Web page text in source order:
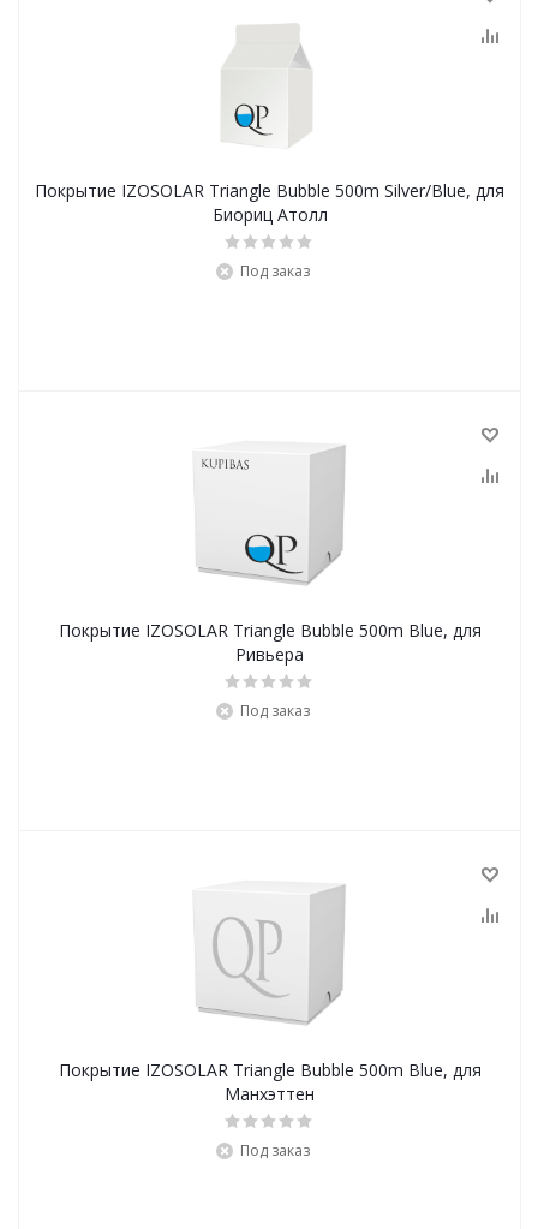
Покрытие IZOSOLAR Triangle Bubble 500m Silver/Blue, для
Биориц Атолл
Под заказ
Покрытие IZOSOLAR Triangle Bubble 500m Blue, для
Ривьера
Под заказ
Покрытие IZOSOLAR Triangle Bubble 500m Blue, для
Манхэттен
Под заказ